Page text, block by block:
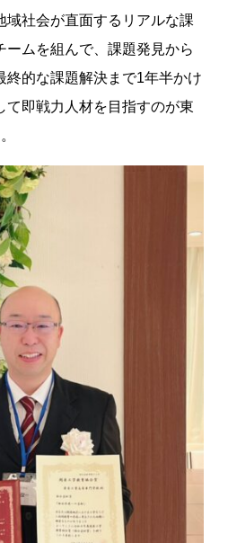
域社会が直面するリアルな課
ームを組んで、課題発見から
終的な課題解決まで1年半かけ
て即戦力人材を目指すのが東